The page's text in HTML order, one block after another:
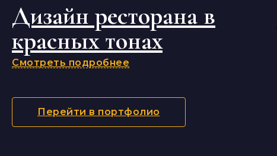
Дизайн ресторана в
красных тонах
Смотреть подробнее
Перейти в портфолио